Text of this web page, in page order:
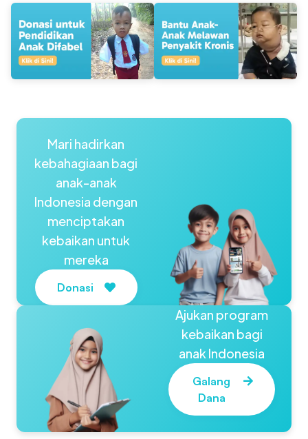
Mari hadirkan
kebahagiaan bagi
anak-anak
Indonesia dengan
menciptakan
kebaikan untuk
mereka
Donasi
Ajukan program
kebaikan bagi
anak Indonesia
Galang
Dana